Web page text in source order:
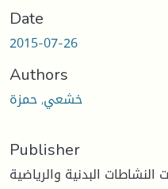
Date
2015-07-26
Authors
خشعي, حمزة
Publisher
البدنية والرياضية